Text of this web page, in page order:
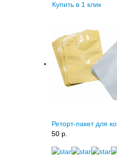
Купить в 1 клик
Реторт-пакет для
50 p.